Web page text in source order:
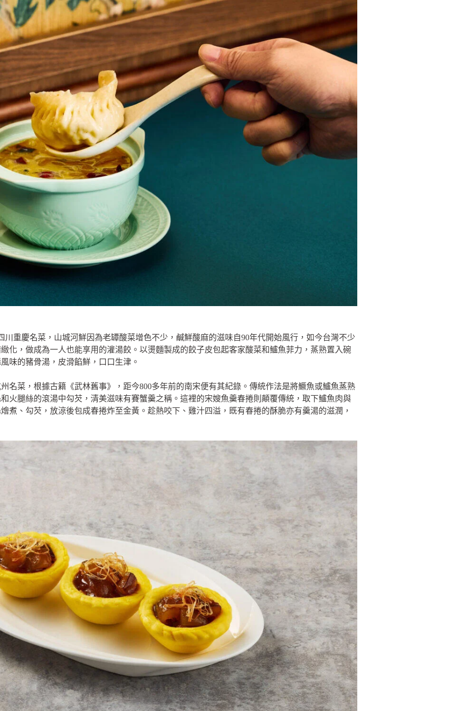
川重慶名菜，山城河鮮因為老罈酸菜增色不少，鹹鮮酸麻的滋味自90年代開始風行，如今台灣不少
化，做成為一人也能享用的灌湯餃。以燙麵製成的餃子皮包起客家酸菜和鱸魚菲力，蒸熟置入碗
味的豬骨湯，皮滑餡鮮，口口生津。
名菜，根據古籍《武林舊事》，距今800多年前的南宋便有其紀錄。傳統作法是將鱖魚或鱸魚蒸熟
火腿絲的滾湯中勾芡，清美滋味有賽蟹羹之稱。這裡的宋嫂魚羹春捲則顛覆傳統，取下鱸魚肉與
煮、勾芡，放涼後包成春捲炸至金黃。趁熱咬下、雞汁四溢，既有春捲的酥脆亦有羹湯的滋潤，